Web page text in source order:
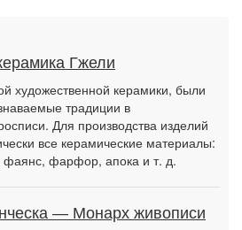
Гжели
художественной керамики, были
традиции в
Для про­изводства изделий
все керамические матери­алы:
фарфор, апока и т. д.
— Монарх живописи